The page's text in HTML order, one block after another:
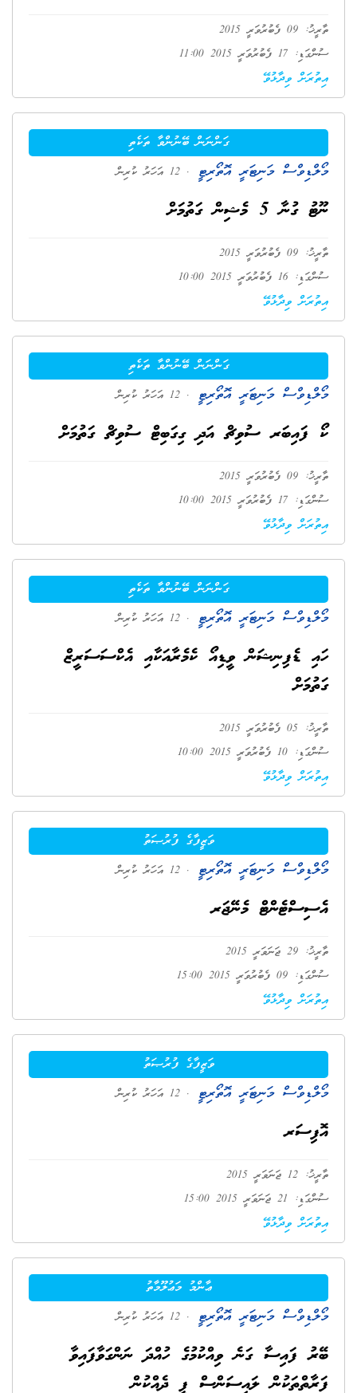
ތާރީޚު: 09 ފެބުރުވަރީ 2015
ސުންގަޑި: 17 ފެބުރުވަރީ 2015 11:00
އިތުރަށް ވިދާޅުވޭ
ގަންނަން ބޭނުންވާ ތަކެތި
މޯލްޑިވްސް މަނިޓަރީ އޮތޯރިޓީ . 12 އަހަރު ކުރިން
ނޫޓު ގުނާ 5 މެޝިން ގަތުމަށް
ތާރީޚު: 09 ފެބުރުވަރީ 2015
ސުންގަޑި: 16 ފެބުރުވަރީ 2015 10:00
އިތުރަށް ވިދާޅުވޭ
ގަންނަން ބޭނުންވާ ތަކެތި
މޯލްޑިވްސް މަނިޓަރީ އޮތޯރިޓީ . 12 އަހަރު ކުރިން
ކޯ ފައިބަރ ސުވިޗް އަދި ގިގަބިޓް ސުވިޗް ގަތުމަށް
ތާރީޚު: 09 ފެބުރުވަރީ 2015
ސުންގަޑި: 17 ފެބުރުވަރީ 2015 10:00
އިތުރަށް ވިދާޅުވޭ
ގަންނަން ބޭނުންވާ ތަކެތި
މޯލްޑިވްސް މަނިޓަރީ އޮތޯރިޓީ . 12 އަހަރު ކުރިން
ހައި ޑެފިނިޝަން ވީޑިއޯ ކެމެރާއަކާއި އެކްސަސަރީޒް
ގަތުމަށް
ތާރީޚު: 05 ފެބުރުވަރީ 2015
ސުންގަޑި: 10 ފެބުރުވަރީ 2015 10:00
އިތުރަށް ވިދާޅުވޭ
ވަޒީފާގެ ފުރުޞަތު
މޯލްޑިވްސް މަނިޓަރީ އޮތޯރިޓީ . 12 އަހަރު ކުރިން
އެސިސްޓެންޓް މެނޭޖަރ
ތާރީޚު: 29 ޖަނަވަރީ 2015
ސުންގަޑި: 09 ފެބުރުވަރީ 2015 15:00
އިތުރަށް ވިދާޅުވޭ
ވަޒީފާގެ ފުރުޞަތު
މޯލްޑިވްސް މަނިޓަރީ އޮތޯރިޓީ . 12 އަހަރު ކުރިން
އޮފިސަރ
ތާރީޚު: 12 ޖަނަވަރީ 2015
ސުންގަޑި: 21 ޖަނަވަރީ 2015 15:00
އިތުރަށް ވިދާޅުވޭ
ޢާންމު މަޢުލޫމާތު
މޯލްޑިވްސް މަނިޓަރީ އޮތޯރިޓީ . 12 އަހަރު ކުރިން
ބޭރު ފައިސާ ގަނެ ވިއްކުމުގެ ހުއްދަ ނަންގަވާފައިވާ
ފަރާތްތަކުން ލައިސަންސް ފީ ދެއްކުން